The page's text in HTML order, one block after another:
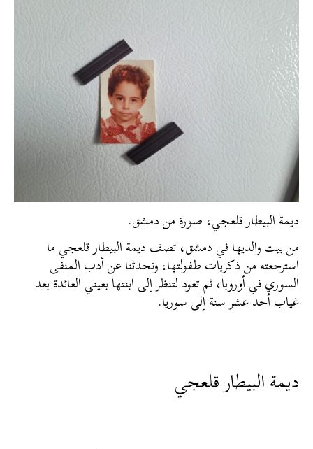
ديمة البيطار قلعجي، صورة من دمشق.
من بيت والديها في دمشق، تصف ديمة البيطار قلعجي ما
استرجعته من ذكريات طفولتها، وتحدثنا عن أدب المنفى
السوري في أوروبا، ثم تعود لتنظر إلى ابنتها بعيني العائدة بعد
غياب أحد عشر سنة إلى سوريا.
ديمة البيطار قلعجي